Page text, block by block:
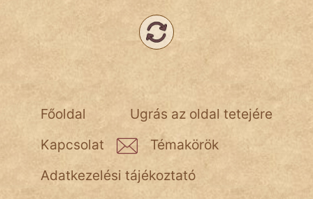
Ugrás az oldal tetejére
Főoldal
Kapcsolat
Témakörök
Adatkezelési tájékoztató